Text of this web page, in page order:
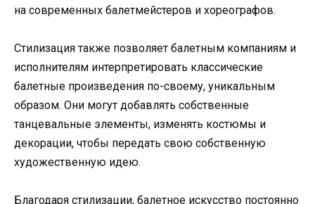
на современных балетмейстеров и хореографов.
Стилизация также позволяет балетным компаниям и
исполнителям интерпретировать классические
балетные произведения по-своему, уникальным
образом. Они могут добавлять собственные
танцевальные элементы, изменять костюмы и
декорации, чтобы передать свою собственную
художественную идею.
Благодаря стилизации, балетное искусство постоянно